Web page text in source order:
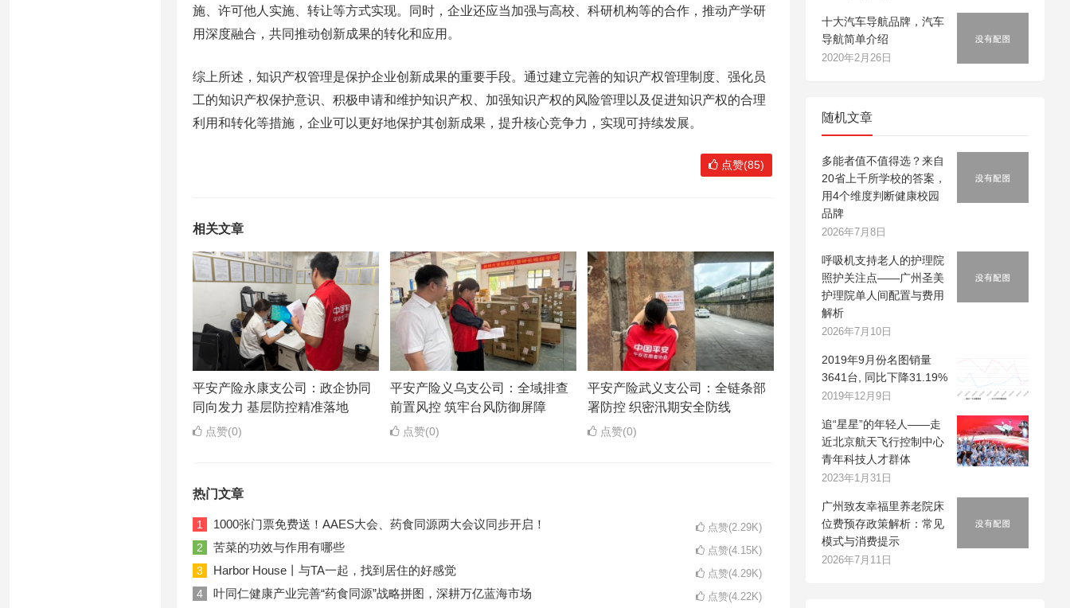
施、许可他人实施、转让等方式实现。同时，企业还应当加强与高校、科研机构等的合作，推动产学研
用深度融合，共同推动创新成果的转化和应用。
综上所述，知识产权管理是保护企业创新成果的重要手段。通过建立完善的知识产权管理制度、强化员
工的知识产权保护意识、积极申请和维护知识产权、加强知识产权的风险管理以及促进知识产权的合理
利用和转化等措施，企业可以更好地保护其创新成果，提升核心竞争力，实现可持续发展。
点赞(85)
相关文章
平安产险永康支公司：政企协同
同向发力 基层防控精准落地
点赞(0)
平安产险义乌支公司：全域排查
前置风控 筑牢台风防御屏障
点赞(0)
平安产险武义支公司：全链条部
署防控 织密汛期安全防线
点赞(0)
热门文章
1 1000张门票免费送！AAES大会、药食同源两大会议同步开启！ 点赞(2.29K)
2 苦菜的功效与作用有哪些 点赞(4.15K)
3 Harbor House丨与TA一起，找到居住的好感觉 点赞(4.29K)
4 叶同仁健康产业完善“药食同源”战略拼图，深耕万亿蓝海市场 点赞(4.22K)
十大汽车导航品牌，汽车
导航简单介绍
2020年2月26日
随机文章
多能者值不值得选？来自
20省上千所学校的答案，
用4个维度判断健康校园
品牌
2026年7月8日
呼吸机支持老人的护理院
照护关注点——广州圣美
护理院单人间配置与费用
解析
2026年7月10日
2019年9月份名图销量
3641台, 同比下降31.19%
2019年12月9日
追“星星”的年轻人​——走
近北京航天飞行控制中心
青年科技人才群体
2023年1月31日
广州致友幸福里养老院床
位费预存政策解析：常见
模式与消费提示
2026年7月11日